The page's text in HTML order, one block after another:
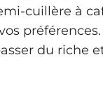
cuillère à
du riche